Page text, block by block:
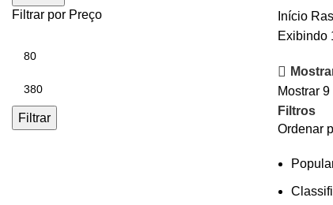
Filtrar por Preço
Filtrar
Início
Exibindo
Mostrar 9
Filtros
Ordenar